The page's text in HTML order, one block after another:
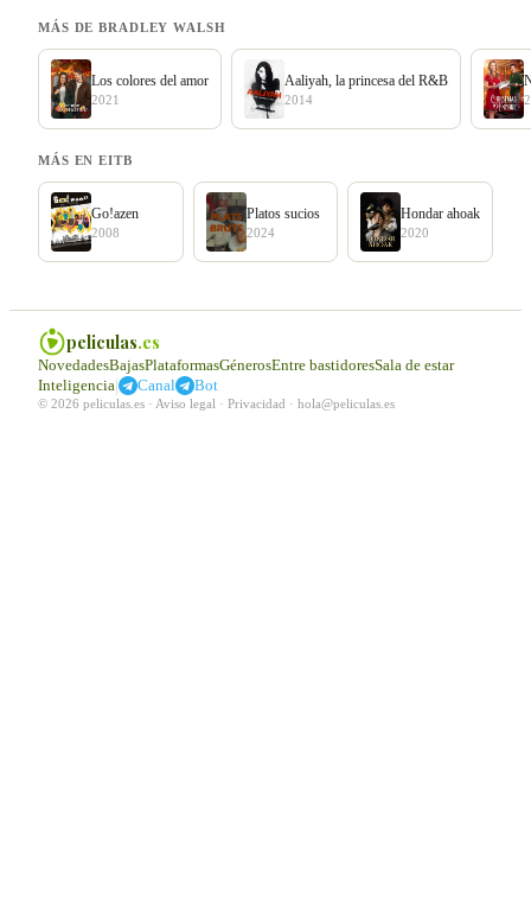
MÁS DE BRADLEY WALSH
Los colores del amor
2021
Aaliyah, la princesa del R&B
2014
MÁS EN EITB
Go!azen
2008
Platos sucios
2024
Hondar ahoak
2020
peliculas.es
NovedadesBajasPlataformasGénerosEntre bastidoresSala de estar
Inteligencia| Canal Bot
© 2026 peliculas.es · Aviso legal · Privacidad · hola@peliculas.es